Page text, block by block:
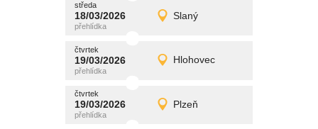
středa
18/03/2026 Slaný
středa
18/03/2026 Detail
promítání
čtvrtek
19/03/2026 Hlohovec
čtvrtek
19/03/2026 Detail
promítání
čtvrtek
19/03/2026 Plzeň
čtvrtek
19/03/2026 Detail
promítání